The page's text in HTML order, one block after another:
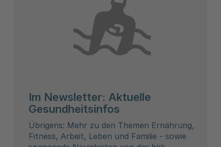
Im Newsletter: Aktuelle
Gesundheitsinfos
Übrigens: Mehr zu den Themen Ernährung,
Fitness, Arbeit, Leben und Familie - sowie